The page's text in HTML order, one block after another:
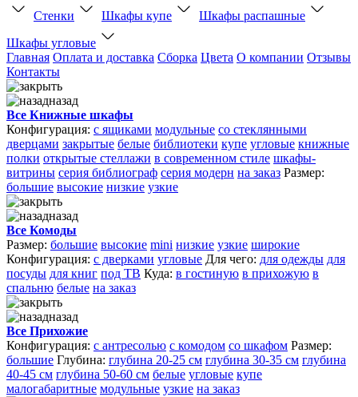
Стенки Шкафы купе
Шкафы распашные
Шкафы угловые
Главная Оплата и доставка Сборка Цвета О компании Отзывы
Контакты
назад
Все Книжные шкафы
Конфигурация: с ящиками модульные со стеклянными
дверцами закрытые белые библиотеки купе угловые книжные
полки открытые стеллажи в современном стиле шкафы-
витрины серия библиограф серия модерн на заказ Размер:
большие высокие низкие узкие
назад
Все Комоды
Размер: большие высокие mini низкие узкие широкие
Конфигурация: с дверками угловые Для чего: для одежды для
посуды для книг под ТВ Куда: в гостиную в прихожую в
спальню белые на заказ
назад
Все Прихожие
Конфигурация: с антресолью с комодом со шкафом Размер:
большие Глубина: глубина 20-25 см глубина 30-35 см глубина
40-45 см глубина 50-60 см белые угловые купе
малогабаритные модульные узкие на заказ